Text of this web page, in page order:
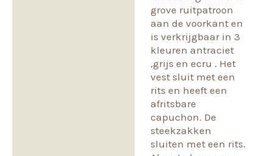
grove ruitpatroon
aan de voorkant en
is verkrijgbaar in 3
kleuren antraciet
,grijs en ecru . Het
vest sluit met een
rits en heeft een
afritsbare
capuchon. De
steekzakken
sluiten met een rits.